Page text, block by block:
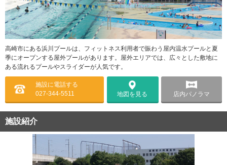
高崎市にある浜川プールは、フィットネス利用者で賑わう屋内温水プールと夏
季にオープンする屋外プールがあります。屋外エリアでは、広々とした敷地に
ある流れるプールやスライダーが人気です。
施設に電話する
027-344-5511
地図を見る 店内パノラマ
施設紹介